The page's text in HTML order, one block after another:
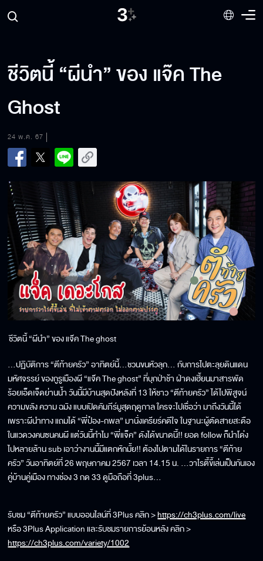
ชีวิตนี้ “ผีนำ” ของ แจ๊ค The
Ghost
24 พ.ค. 67
ชีวิตนี้ “ผีนำ” ของ แจ๊ค The ghost
…ปฏิบัติการ “ตีท้ายครัว” อาทิตย์นี้…ชวนขนหัวลุก… กับการไปตะลุยดินแดน
มหัศจรรย์ ของกูรูเมืองผี “แจ๊ค The ghost” ที่บุกป่าช้า ฝ่าดงเฮี้ยนมาสารพัด
ร้อยเอ็ดเจ็ดย่านน้ำ วันนี้มีบ้านสุดปังหลังที่ 13 ให้ชาว “ตีท้ายครัว” ได้ไปพิสูจน์
ความขลัง ความ ฉมัง แบบเปิดคัมภีร์มูสุดฤดูกาล ใครจะไปเชื่อว่า มาถึงวันนี้ได้
เพราะผีนำทาง แถมได้ “พี่ป๋อง-กพล” มานั่งเครียร์คดีใจ ในฐานะผู้ตัดสายสะดือ
ในแวดวงคนซนคนผี แต่วันนี้ทำไม “พี่แจ็ค” ดังได้ขนาดนี้!! ยอด follow ก็นำโด่ง
ไปหลายล้าน sub เอาว่างานนี้มีแตกหักมั้ย!! ต้องไปตามได้ในรายการ “ตีท้าย
ครัว” วันอาทิตย์ที่ 26 พฤษภาคม 2567 เวลา 14.15 น. …วาไรตี้ขี้เล่นเป็นกันเอง
คู่บ้านคู่เมือง ทางช่อง 3 กด 33 ดูมือถือที่ 3plus…
รับชม “ตีท้ายครัว” แบบออนไลน์ที่ 3Plus คลิก >https://ch3plus.com/live
หรือ 3Plus Application และรับชมรายการย้อนหลัง คลิก >
https://ch3plus.com/variety/1002